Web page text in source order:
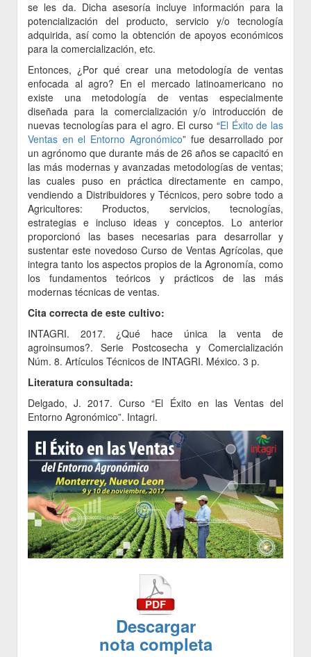
se les da. Dicha asesoría incluye información para la
potencialización del producto, servicio y/o tecnología
adquirida, así como la obtención de apoyos económicos
para la comercialización, etc.
Entonces, ¿Por qué crear una metodología de ventas
enfocada al agro? En el mercado latinoamericano no
existe una metodología de ventas especialmente
diseñada para la comercialización y/o introducción de
nuevas tecnologías para el agro. El curso “El Éxito de las
Ventas en el Entorno Agronómico” fue desarrollado por
un agrónomo que durante más de 26 años se capacitó en
las más modernas y avanzadas metodologías de ventas;
las cuales puso en práctica directamente en campo,
vendiendo a Distribuidores y Técnicos, pero sobre todo a
Agricultores: Productos, servicios, tecnologías,
estrategias e incluso ideas y conceptos. Lo anterior
proporcionó las bases necesarias para desarrollar y
sustentar este novedoso Curso de Ventas Agrícolas, que
integra tanto los aspectos propios de la Agronomía, como
los fundamentos teóricos y prácticos de las más
modernas técnicas de ventas.
Cita correcta de este cultivo:
INTAGRI. 2017. ¿Qué hace única la venta de
agroinsumos?. Serie Postcosecha y Comercialización
Núm. 8. Artículos Técnicos de INTAGRI. México. 3 p.
Literatura consultada:
Delgado, J. 2017. Curso “El Éxito en las Ventas del
Entorno Agronómico”. Intagri.
Descargar
nota completa